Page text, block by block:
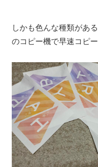
しかも色んな種類があ
のコピー機で早速コピ